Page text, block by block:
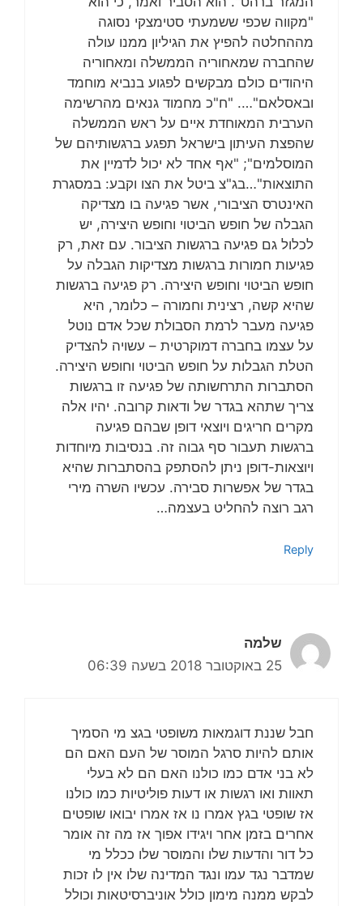
"מקווה שכפי ששמעתי סטימצקי נסוגה
מההחלטה להפיץ את הגיליון ממנו עולה
שהחברה שמאחוריה הממשלה ומאחוריה
היהודים כולם מבקשים לפגוע בנביא מוחמד
ובאסלאם"…. "ח"כ מחמוד גנאים מהרשימה
הערבית המאוחדת איים על ראש הממשלה
שהפצת העיתון בישראל תפגע ברגשותיהם של
המוסלמים"; "אף אחד לא יכול לדמיין את
התוצאות"…בג"צ ביטל את הצו וקבע: במסגרת
האינטרס הציבורי, אשר פגיעה בו מצדיקה
הגבלה של חופש הביטוי וחופש היצירה, יש
לכלול גם פגיעה ברגשות הציבור. עם זאת, רק
פגיעות חמורות ברגשות מצדיקות הגבלה על
חופש הביטוי וחופש היצירה. רק פגיעה ברגשות
שהיא קשה, רצינית וחמורה – כלומר, היא
פגיעה מעבר לרמת הסבולת שכל אדם נוטל
על עצמו בחברה דמוקרטית – עשויה להצדיק
הטלת הגבלות על חופש הביטוי וחופש היצירה.
הסתברות התרחשותה של פגיעה זו ברגשות
צריך שתהא בגדר של ודאות קרובה. יהיו אלה
מקרים חריגים ויוצאי דופן שבהם פגיעה
ברגשות תעבור סף גבוה זה. בנסיבות מיוחדות
ויוצאות-דופן ניתן להסתפק בהסתברות שהיא
בגדר של אפשרות סבירה. עכשיו השרה מירי
רגב רוצה להחליט בעצמה…
Reply
שלמה
25 באוקטובר 2018 בשעה 06:39
חבל שננת דוגמאות משופטי בגצ מי הסמיך
אותם להיות סרגל המוסר של העם האם הם
לא בני אדם כמו כולנו האם הם לא בעלי
תאוות ואו רגשות או דעות פוליטיות כמו כולנו
אז שופטי בגץ אמרו נו אז אמרו יבואו שופטים
אחרים בזמן אחר ויגידו אפוך אז מה זה אומר
כל דור והדעות שלו והמוסר שלו ככלל מי
שמדבר נגד עמו ונגד המדינה שלו אין לו זכות
לבקש ממנה מימון כולל אוניברסיטאות וכולל